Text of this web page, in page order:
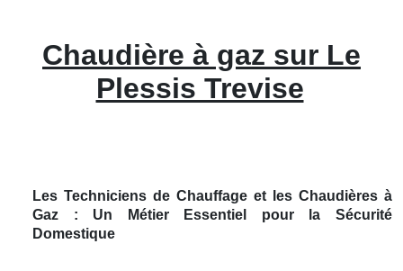
Chaudière à gaz sur Le
Plessis Trevise
Les Techniciens de Chauffage et les Chaudières à
Gaz : Un Métier Essentiel pour la Sécurité
Domestique